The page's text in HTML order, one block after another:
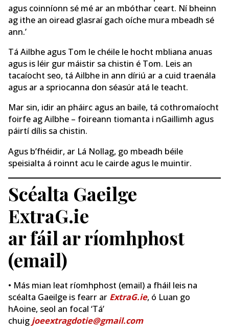
agus coinníonn sé mé ar an mbóthar ceart. Ní bheinn
ag ithe an oiread glasraí gach oíche mura mbeadh sé
ann.’
Tá Ailbhe agus Tom le chéile le hocht mbliana anuas
agus is léir gur máistir sa chistin é Tom. Leis an
tacaíocht seo, tá Ailbhe in ann díriú ar a cuid traenála
agus ar a spriocanna don séasúr atá le teacht.
Mar sin, idir an pháirc agus an baile, tá cothromaíocht
foirfe ag Ailbhe – foireann tiomanta i nGaillimh agus
páirtí dílis sa chistin.
Agus b’fhéidir, ar Lá Nollag, go mbeadh béile
speisialta á roinnt acu le cairde agus le muintir.
Scéalta Gaeilge
ExtraG.ie
ar fáil ar ríomhphost
(email)
• Más mian leat ríomhphost (email) a fháil leis na
scéalta Gaeilge is fearr ar ExtraG.ie, ó Luan go
hAoine, seol an focal ‘Tá’
chuig joeextragdotie@gmail.com